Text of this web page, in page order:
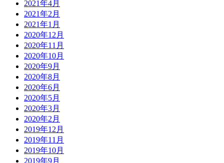
2021年4月
2021年2月
2021年1月
2020年12月
2020年11月
2020年10月
2020年9月
2020年8月
2020年6月
2020年5月
2020年3月
2020年2月
2019年12月
2019年11月
2019年10月
2019年9月